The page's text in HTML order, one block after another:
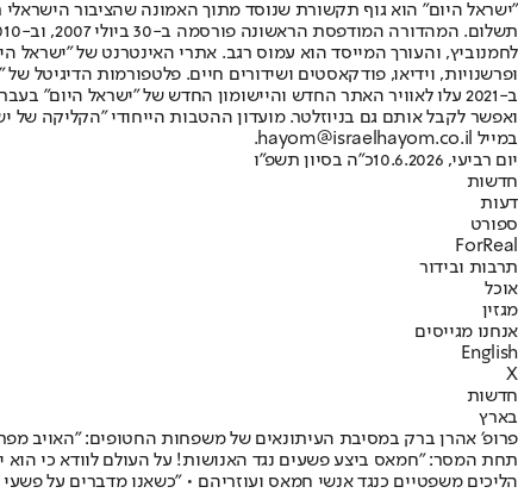
"ישראל היום" הוא גוף תקשורת שנוסד מתוך האמונה שהציבור הישראלי
ופרשנויות, וידיאו, פודקאסטים ושידורים חיים. פלטפורמות הדיגיטל
ב-2021 עלו לאוויר האתר החדש והיישומון החדש של "ישראל
ואפשר לקבל אותם גם בניוזלטר. מועדון ההטבות הייחודי "הקליקה של
במייל hayom@israelhayom.co.il.
יום רביעי, 10.6.2026
כ"ה בסיון תשפ"ו
חדשות
דעות
ספורט
ForReal
תרבות ובידור
אוכל
מגזין
אנחנו מגייסים
English
X
חדשות
בארץ
פרופ׳ אהרן ברק במסיבת העיתונאים של משפחות החטופים: "האויב
תחת המסר: "חמאס ביצע פשעים נגד האנושות! על העולם לוודא כי
הליכים משפטיים כנגד אנשי חמאס ועוזריהם • "כשאנו מדברים על